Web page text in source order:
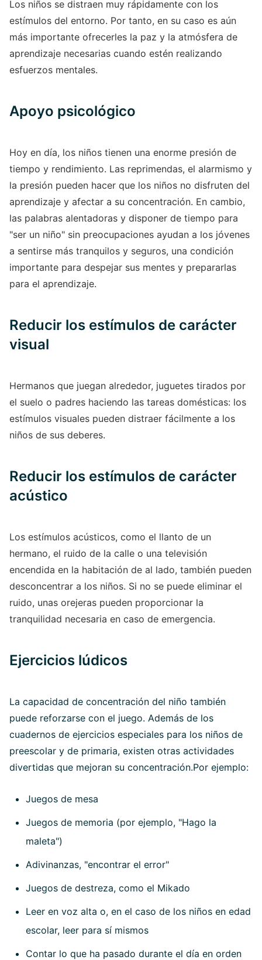
Los niños se distraen muy rápidamente con los
estímulos del entorno. Por tanto, en su caso es aún
más importante ofrecerles la paz y la atmósfera de
aprendizaje necesarias cuando estén realizando
esfuerzos mentales.
Apoyo psicológico
Hoy en día, los niños tienen una enorme presión de
tiempo y rendimiento. Las reprimendas, el alarmismo y
la presión pueden hacer que los niños no disfruten del
aprendizaje y afectar a su concentración. En cambio,
las palabras alentadoras y disponer de tiempo para
"ser un niño" sin preocupaciones ayudan a los jóvenes
a sentirse más tranquilos y seguros, una condición
importante para despejar sus mentes y prepararlas
para el aprendizaje.
Reducir los estímulos de carácter
visual
Hermanos que juegan alrededor, juguetes tirados por
el suelo o padres haciendo las tareas domésticas: los
estímulos visuales pueden distraer fácilmente a los
niños de sus deberes.
Reducir los estímulos de carácter
acústico
Los estímulos acústicos, como el llanto de un
hermano, el ruido de la calle o una televisión
encendida en la habitación de al lado, también pueden
desconcentrar a los niños. Si no se puede eliminar el
ruido, unas orejeras pueden proporcionar la
tranquilidad necesaria en caso de emergencia.
Ejercicios lúdicos
La capacidad de concentración del niño también
puede reforzarse con el juego. Además de los
cuadernos de ejercicios especiales para los niños de
preescolar y de primaria, existen otras actividades
divertidas que mejoran su concentración.Por ejemplo:
Juegos de mesa
Juegos de memoria (por ejemplo, "Hago la
maleta")
Adivinanzas, "encontrar el error"
Juegos de destreza, como el Mikado
Leer en voz alta o, en el caso de los niños en edad
escolar, leer para sí mismos
Contar lo que ha pasado durante el día en orden